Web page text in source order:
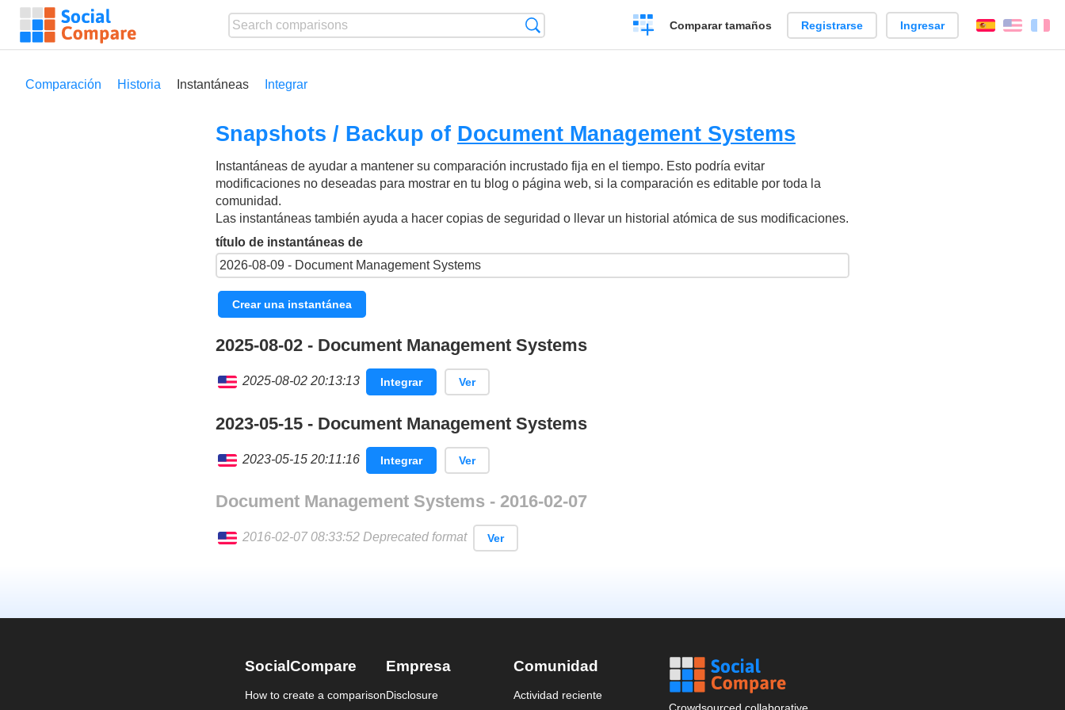
Crear
una
Comparar tamaños Registrarse Ingresar EspañolEnglish
Comparación Historia Instantáneas Integrar
Snapshots / Backup of Document Management Systems
Instantáneas de ayudar a mantener su comparación incrustado fija en el tiempo. Esto podría evitar
modificaciones no deseadas para mostrar en tu blog o página web, si la comparación es editable por toda la
comunidad.
Las instantáneas también ayuda a hacer copias de seguridad o llevar un historial atómica de sus modificaciones.
título de instantáneas de
Crear una instantánea
2025-08-02 - Document Management Systems
English
2025-08-02 20:13:13 Integrar Ver
2023-05-15 - Document Management Systems
English
2023-05-15 20:11:16 Integrar Ver
Document Management Systems - 2016-02-07
English
2016-02-07 08:33:52 Deprecated format Ver
SocialCompare
How to create a comparison
Empresa
Disclosure
Comunidad
Actividad reciente